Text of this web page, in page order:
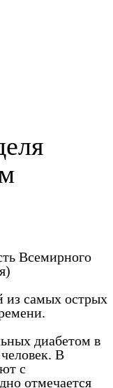
Всемирного
из самых острых
диабетом в
В
с
отмечается